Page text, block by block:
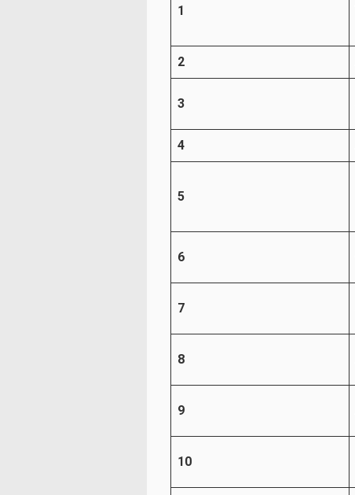
1
2
3
4
5
6
7
8
9
10